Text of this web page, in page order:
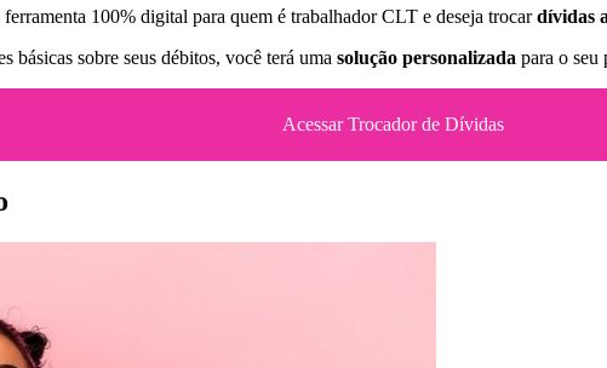
ferramenta 100% digital para quem é trabalhador CLT e deseja trocardívidas
básicas sobre seus débitos, você terá uma solução personalizada para o seu
Acessar Trocador de Dívidas